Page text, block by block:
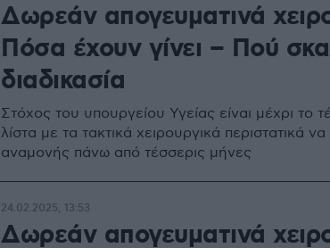
Δωρεάν απογευματινά
Πόσα έχουν γίνει – Πού
διαδικασία
Στόχος του υπουργείου Υγείας είναι μέχρι το
λίστα με τα τακτικά χειρουργικά περιστατικά
αναμονής πάνω από τέσσερις μήνες
Δωρεάν απογευματινά
24.02.2025, 13:53